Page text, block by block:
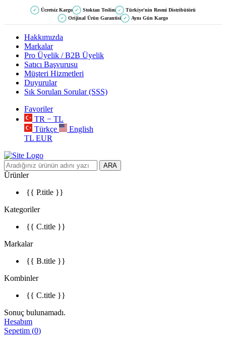
✓ Ücretsiz Kargo ✓ Stoktan Teslim ✓ Türkiye'nin Resmi Distribütörü
✓ Orijinal Ürün Garantisi ✓ Aynı Gün Kargo
Hakkımızda
Markalar
Pro Üyelik / B2B Üyelik
Satıcı Başvurusu
Müşteri Hizmetleri
Duyurular
Sık Sorulan Sorular (SSS)
Favoriler
TR − TL
Türkçe
English
TL EUR
ARA
Ürünler
{{ P.title }}
Kategoriler
{{ C.title }}
Markalar
{{ B.title }}
Kombinler
{{ C.title }}
Sonuç bulunamadı.
Hesabım
Sepetim (0)